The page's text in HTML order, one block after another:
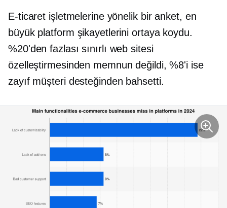
E-ticaret işletmelerine yönelik bir anket, en
büyük platform şikayetlerini ortaya koydu.
%20'den fazlası sınırlı web sitesi
özelleştirmesinden memnun değildi, %8'i ise
zayıf müşteri desteğinden bahsetti.